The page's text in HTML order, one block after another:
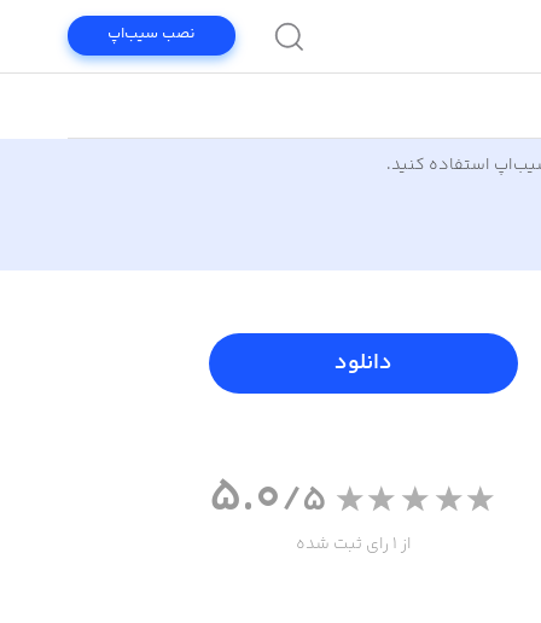
نصب سیب‌اپ
استفاده کنید.
دانلود
5.0/5
از 1 رای ثبت شده